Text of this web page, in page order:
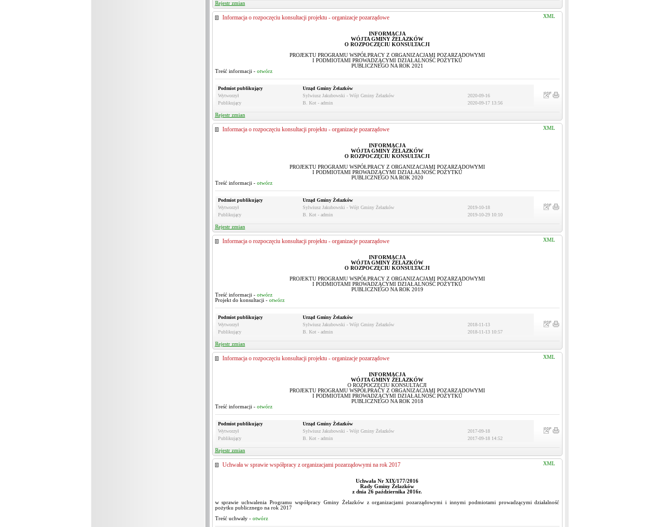
Rejestr zmian
XML
Informacja o rozpoczęciu konsultacji projektu - organizacje pozarządowe
INFORMACJA
WÓJTA GMINY ŻELAZKÓW
O ROZPOCZĘCIU KONSULTACJI
PROJEKTU PROGRAMU WSPÓŁPRACY Z ORGANIZACJAMI POZARZĄDOWYMI
I PODMIOTAMI PROWADZĄCYMI DZIAŁALNOŚĆ POŻYTKU
PUBLICZNEGO NA ROK 2021
Treść informacji - otwórz
Podmiot publikujący
Urząd Gminy Żelazków
Wytworzył
Sylwiusz Jakubowski - Wójt Gminy Żelazków
2020-09-16
Publikujący
B. Kot - admin 2020-09-17 13:56
Rejestr zmian
XML
Informacja o rozpoczęciu konsultacji projektu - organizacje pozarządowe
INFORMACJA
WÓJTA GMINY ŻELAZKÓW
O ROZPOCZĘCIU KONSULTACJI
PROJEKTU PROGRAMU WSPÓŁPRACY Z ORGANIZACJAMI POZARZĄDOWYMI
I PODMIOTAMI PROWADZĄCYMI DZIAŁALNOŚĆ POŻYTKU
PUBLICZNEGO NA ROK 2020
Treść informacji - otwórz
Podmiot publikujący
Urząd Gminy Żelazków
Wytworzył
Sylwiusz Jakubowski - Wójt Gminy Żelazków
2019-10-18
Publikujący
B. Kot - admin 2019-10-29 10:10
Rejestr zmian
XML
Informacja o rozpoczęciu konsultacji projektu - organizacje pozarządowe
INFORMACJA
WÓJTA GMINY ŻELAZKÓW
O ROZPOCZĘCIU KONSULTACJI
PROJEKTU PROGRAMU WSPÓŁPRACY Z ORGANIZACJAMI POZARZĄDOWYMI
I PODMIOTAMI PROWADZĄCYMI DZIAŁALNOŚĆ POŻYTKU
PUBLICZNEGO NA ROK 2019
Treść informacji - otwórz
Projekt do konsultacji - otwórz
Podmiot publikujący
Urząd Gminy Żelazków
Wytworzył
Sylwiusz Jakubowski - Wójt Gminy Żelazków
2018-11-13
Publikujący
B. Kot - admin 2018-11-13 10:57
Rejestr zmian
XML
Informacja o rozpoczęciu konsultacji projektu - organizacje pozarządowe
INFORMACJA
WÓJTA GMINY ŻELAZKÓW
O ROZPOCZĘCIU KONSULTACJI
PROJEKTU PROGRAMU WSPÓŁPRACY Z ORGANIZACJAMI POZARZĄDOWYMI
I PODMIOTAMI PROWADZĄCYMI DZIAŁALNOŚĆ POŻYTKU
PUBLICZNEGO NA ROK 2018
Treść informacji - otwórz
Podmiot publikujący
Urząd Gminy Żelazków
Wytworzył
Sylwiusz Jakubowski - Wójt Gminy Żelazków
2017-09-18
Publikujący
B. Kot - admin 2017-09-18 14:52
Rejestr zmian
XML
Uchwała w sprawie współpracy z organizacjami pozarządowymi na rok 2017
Uchwała Nr XIX/177/2016
Rady Gminy Żelazków
z dnia 26 października 2016r.
w sprawie uchwalenia Programu współpracy Gminy Żelazków z organizacjami pozarządowymi i innymi podmiotami prowadzącymi działalność
pożytku publicznego na rok 2017
Treść uchwały - otwórz